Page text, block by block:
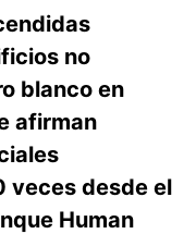
no
blanco en
afirman
veces desde el
Human